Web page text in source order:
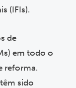
(IFIs).
de
em todo o
reforma.
sido